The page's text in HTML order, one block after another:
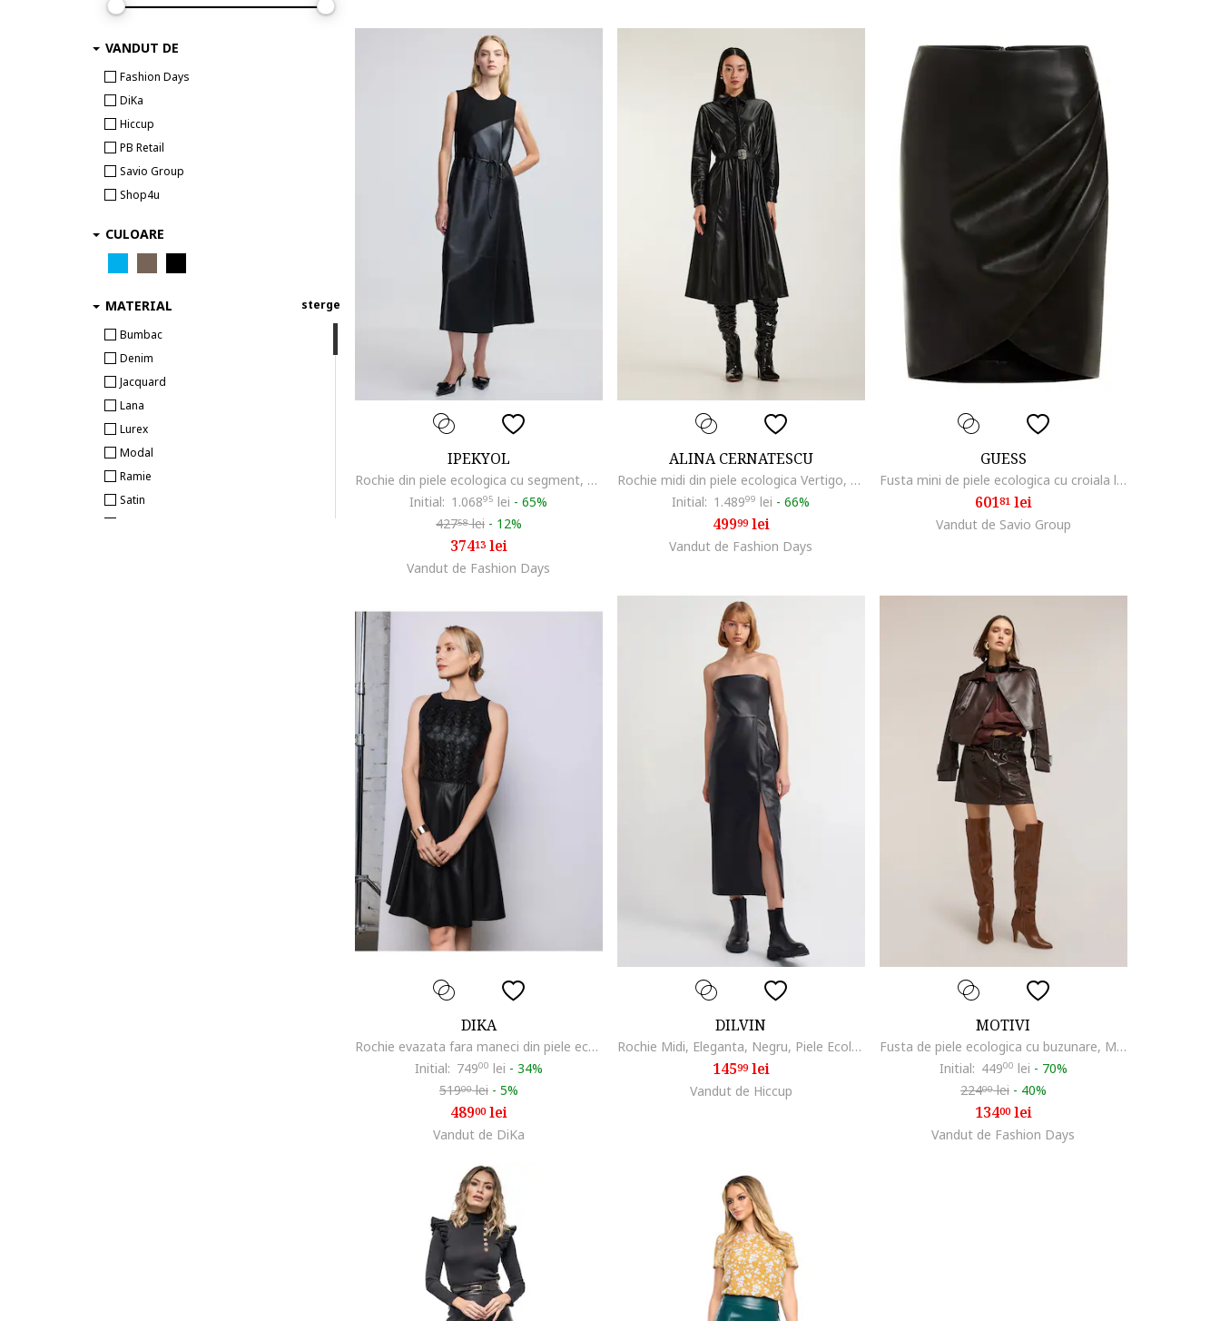
IPEKYOL
Rochie din piele ecologica cu segment, Negru
Initial: 1.06895 lei -65%
42758lei - 12%
37413lei
Vandut de Fashion Days
ALINA CERNATESCU
Rochie midi din piele ecologica Vertigo, Negru
Initial: 1.48999 lei -66%
49999lei
Vandut de Fashion Days
GUESS
Fusta mini de piele ecologica cu croiala lalea, Negru
60181lei
Vandut de Savio Group
DIKA
Rochie evazata fara maneci din piele ecologica
Initial: 74900 lei - 34%
51900lei - 5%
48900lei
Vandut de DiKa
DILVIN
Rochie Midi, Eleganta, Negru, Piele Ecologica, Fara Bretele
14599lei
Vandut de Hiccup
MOTIVI
Fusta de piele ecologica cu buzunare, Maro cognac
Initial: 44900 lei - 70%
22400lei - 40%
13400lei
Vandut de Fashion Days
VANDUT DE
Fashion Days
DiKa
Hiccup
PB Retail
Savio Group
Shop4u
CULOARE
MATERIAL
Bumbac
Denim
Jacquard
Lana
Lurex
Modal
Ramie
Satin
sterge